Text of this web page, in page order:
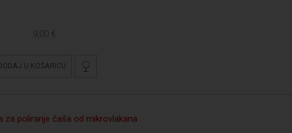
9,00 €
U KOŠARICU